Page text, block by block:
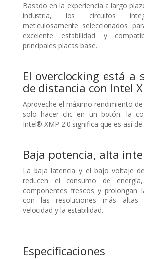
Basado en la experiencia a largo
industria, los circuitos
meticulosamente seleccionados
excelente estabilidad y
principales placas base.
El overclocking está a
de distancia con Intel
Aproveche el máximo rendimiento
solo hacer clic en un botón: la
Intel® XMP 2.0 significa que es así de
Baja potencia, alta
La baja latencia y el bajo voltaje
reducen el consumo de
componentes frescos y prolongan
con las resoluciones más altas
velocidad y la estabilidad.
Especificaciones